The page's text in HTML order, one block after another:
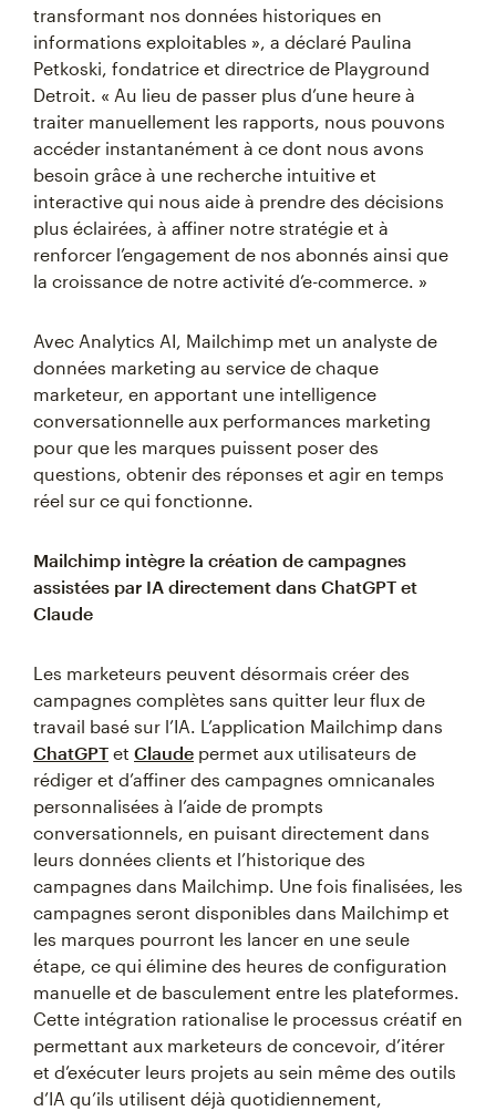
transformant nos données historiques en
informations exploitables », a déclaré Paulina
Petkoski, fondatrice et directrice de Playground
Detroit. « Au lieu de passer plus d’une heure à
traiter manuellement les rapports, nous pouvons
accéder instantanément à ce dont nous avons
besoin grâce à une recherche intuitive et
interactive qui nous aide à prendre des décisions
plus éclairées, à affiner notre stratégie et à
renforcer l’engagement de nos abonnés ainsi que
la croissance de notre activité d’e-commerce. »
Avec Analytics AI, Mailchimp met un analyste de
données marketing au service de chaque
marketeur, en apportant une intelligence
conversationnelle aux performances marketing
pour que les marques puissent poser des
questions, obtenir des réponses et agir en temps
réel sur ce qui fonctionne.
Mailchimp intègre la création de campagnes
assistées par IA directement dans ChatGPT et
Claude
Les marketeurs peuvent désormais créer des
campagnes complètes sans quitter leur flux de
travail basé sur l’IA. L’application Mailchimp dans
ChatGPT et Claude permet aux utilisateurs de
rédiger et d’affiner des campagnes omnicanales
personnalisées à l’aide de prompts
conversationnels, en puisant directement dans
leurs données clients et l’historique des
campagnes dans Mailchimp. Une fois finalisées, les
campagnes seront disponibles dans Mailchimp et
les marques pourront les lancer en une seule
étape, ce qui élimine des heures de configuration
manuelle et de basculement entre les plateformes.
Cette intégration rationalise le processus créatif en
permettant aux marketeurs de concevoir, d’itérer
et d’exécuter leurs projets au sein même des outils
d’IA qu’ils utilisent déjà quotidiennement,